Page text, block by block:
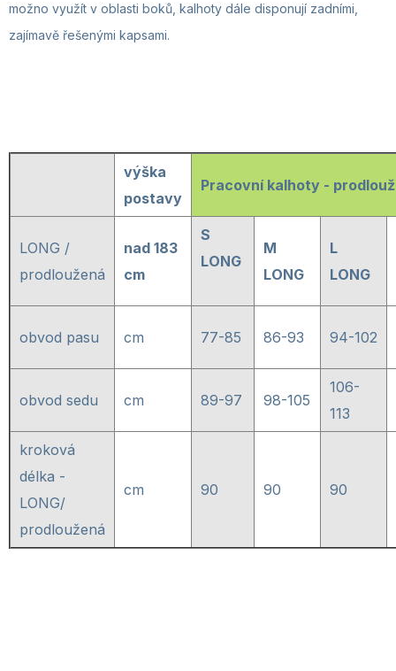
možno využít v oblasti boků, kalhoty dále disponují zadními,
zajímavě řešenými kapsami.
výška
postavy
Pracovní kalhoty -
LONG /
prodloužená
nad 183
cm
S
LONG
M
LONG
L
LONG
obvod pasu cm 77-85 86-93 94-102
obvod sedu cm 89-97 98-105
106-
113
kroková
délka -
LONG/
prodloužená
cm 90 90 90